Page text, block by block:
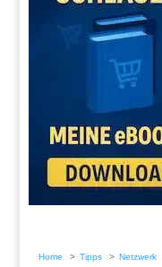
Home Tipps Netzwerk